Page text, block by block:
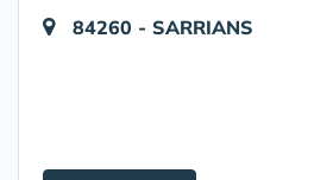
84260 - SARRIANS